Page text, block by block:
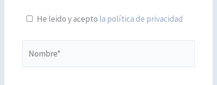
He leido y acepto la política de privacidad